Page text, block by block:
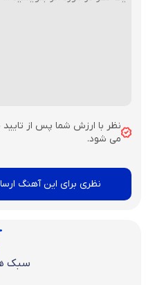
نظر با ارزش شما پس از
می شود.
نظری برای این آهنگ
سبک